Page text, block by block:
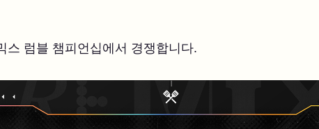
스 럼블 챔피언십에서 경쟁합니다.